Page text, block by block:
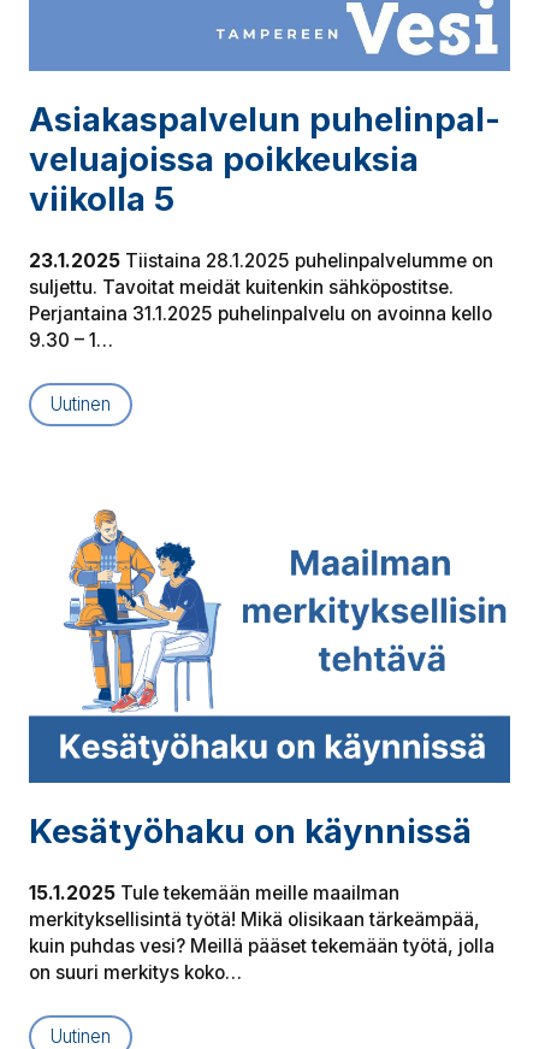
Asia­kas­pal­ve­lun pu­he­lin­pal­
ve­lua­jois­sa poikkeuksia
viikolla 5
23.1.2025 Tiistaina 28.1.2025 puhelinpalvelumme on
suljettu. Tavoitat meidät kuitenkin sähköpostitse.
Perjantaina 31.1.2025 puhelinpalvelu on avoinna kello
9.30 – 1…
Uutinen
Kesätyöhaku on käynnissä
15.1.2025 Tule tekemään meille maailman
merkityksellisintä työtä! Mikä olisikaan tärkeämpää,
kuin puhdas vesi? Meillä pääset tekemään työtä, jolla
on suuri merkitys koko…
Uutinen